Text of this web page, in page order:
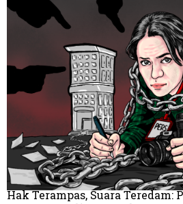
Hak Terampas, Suara Teredam: